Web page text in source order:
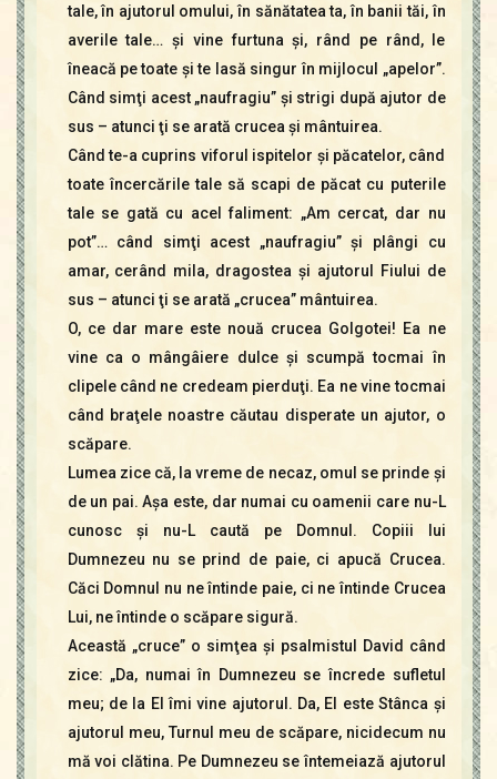
tale, în ajutorul omului, în sănătatea ta, în banii tăi, în
averile tale… şi vine furtuna şi, rând pe rând, le
îneacă pe toate şi te lasă singur în mijlocul „apelor”.
Când simţi acest „naufragiu” şi strigi după ajutor de
sus – atunci ţi se arată crucea şi mântuirea.
Când te-a cuprins viforul ispitelor şi păcatelor, când
toate încercările tale să scapi de păcat cu puterile
tale se gată cu acel faliment: „Am cercat, dar nu
pot”… când simţi acest „naufragiu” şi plângi cu
amar, cerând mila, dragostea şi ajutorul Fiului de
sus – atunci ţi se arată „crucea” mântuirea.
O, ce dar mare este nouă crucea Golgotei! Ea ne
vine ca o mângâiere dulce şi scumpă tocmai în
clipele când ne credeam pierduţi. Ea ne vine tocmai
când braţele noastre căutau disperate un ajutor, o
scăpare.
Lumea zice că, la vreme de necaz, omul se prinde şi
de un pai. Aşa este, dar numai cu oamenii care nu-L
cunosc şi nu-L caută pe Domnul. Copiii lui
Dumnezeu nu se prind de paie, ci apucă Crucea.
Căci Domnul nu ne întinde paie, ci ne întinde Crucea
Lui, ne întinde o scăpare sigură.
Această „cruce” o simţea şi psalmistul David când
zice: „Da, numai în Dumnezeu se încrede sufletul
meu; de la El îmi vine ajutorul. Da, El este Stânca şi
ajutorul meu, Turnul meu de scăpare, nicidecum nu
mă voi clătina. Pe Dumnezeu se întemeiază ajutorul